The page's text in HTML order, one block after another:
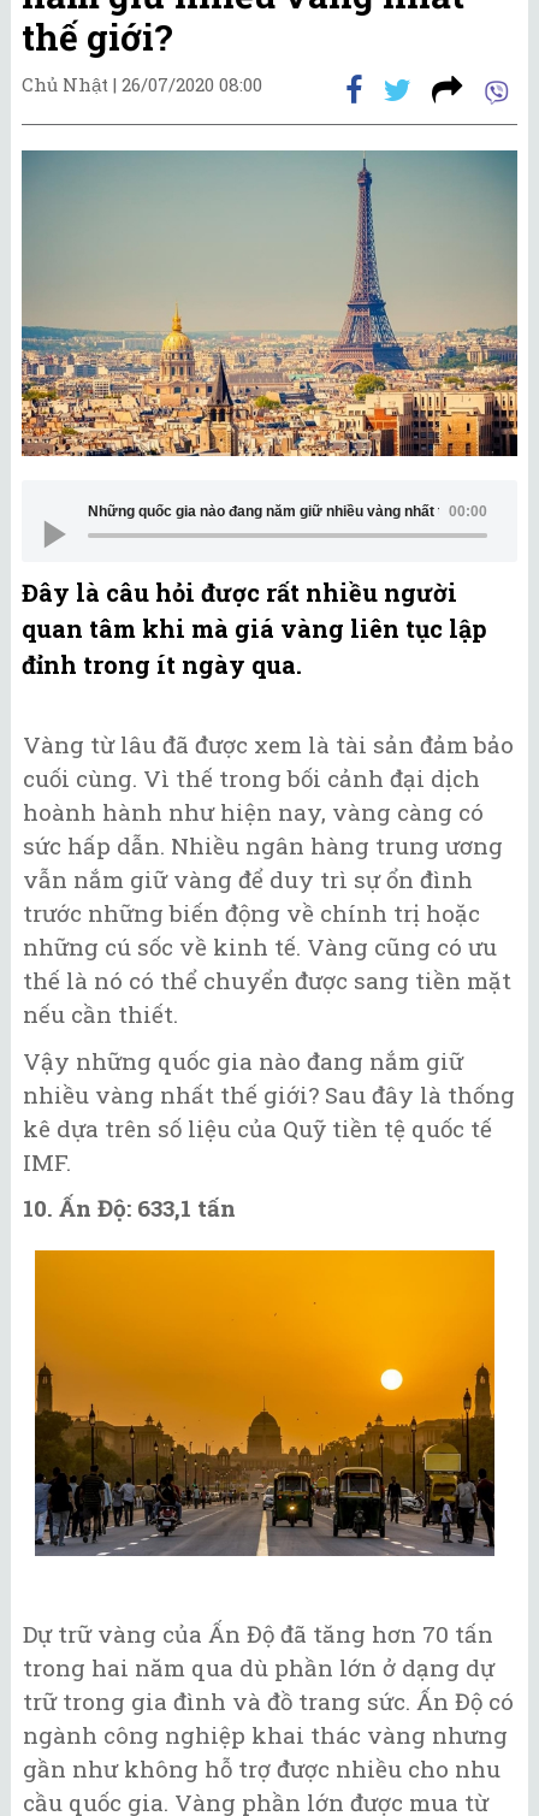
thế giới?
Chủ Nhật | 26/07/2020 08:00
00:00
Những quốc gia nào đang nắm giữ nhiều vàng nhất thế giới?
Đây là câu hỏi được rất nhiều người
quan tâm khi mà giá vàng liên tục lập
đỉnh trong ít ngày qua.
Vàng từ lâu đã được xem là tài sản đảm bảo
cuối cùng. Vì thế trong bối cảnh đại dịch
hoành hành như hiện nay, vàng càng có
sức hấp dẫn. Nhiều ngân hàng trung ương
vẫn nắm giữ vàng để duy trì sự ổn đình
trước những biến động về chính trị hoặc
những cú sốc về kinh tế. Vàng cũng có ưu
thế là nó có thể chuyển được sang tiền mặt
nếu cần thiết.
Vậy những quốc gia nào đang nắm giữ
nhiều vàng nhất thế giới? Sau đây là thống
kê dựa trên số liệu của Quỹ tiền tệ quốc tế
IMF.
10. Ấn Độ: 633,1 tấn
Dự trữ vàng của Ấn Độ đã tăng hơn 70 tấn
trong hai năm qua dù phần lớn ở dạng dự
trữ trong gia đình và đồ trang sức. Ấn Độ có
ngành công nghiệp khai thác vàng nhưng
gần như không hỗ trợ được nhiều cho nhu
cầu quốc gia. Vàng phần lớn được mua từ